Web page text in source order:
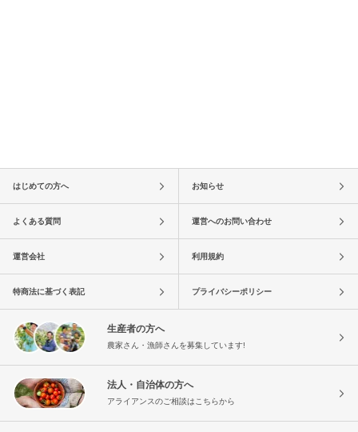
はじめての方へ お知らせ
よくある質問 運営へのお問い合わせ
運営会社 利用規約
特商法に基づく表記 プライバシーポリシー
生産者の方へ
農家さん・漁師さんを募集しています!
法人・自治体の方へ
アライアンスのご相談はこちらから